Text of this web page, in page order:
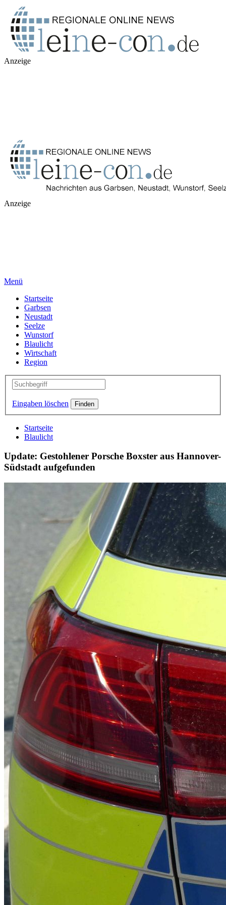
Anzeige
Anzeige
Menü
Startseite
Garbsen
Neustadt
Seelze
Wunstorf
Blaulicht
Wirtschaft
Region
Eingaben löschen
Startseite
Blaulicht
Update: Gestohlener Porsche Boxster aus Hannover-
Südstadt aufgefunden